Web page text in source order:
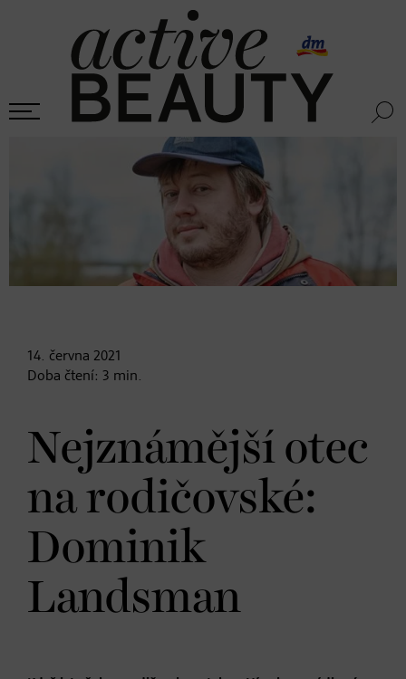
14. června 2021
Doba čtení: 3 min.
Nejznámější otec
na rodičovské:
Dominik
Landsman